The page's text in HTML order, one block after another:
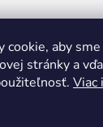
cookie, aby
stránky a
Viac